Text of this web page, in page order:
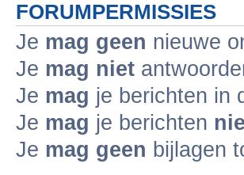
FORUMPERMISSIES
Je mag geen nieuwe
Je mag niet
Je mag je berichten in
Je mag je berichten
Je mag geen bijlagen